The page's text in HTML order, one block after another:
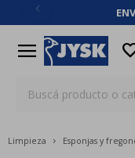
menu
Limpieza Esponjas y
close